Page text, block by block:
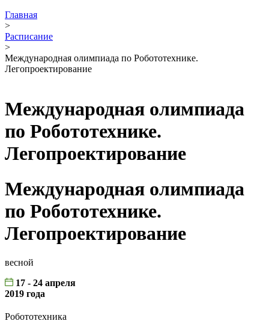
Главная
>
Расписание
>
Международная олимпиада по Робототехнике.
Легопроектирование
Международная олимпиада
по Робототехнике.
Легопроектирование
Международная олимпиада
по Робототехнике.
Легопроектирование
весной
17 - 24 апреля
2019 года
Робототехника